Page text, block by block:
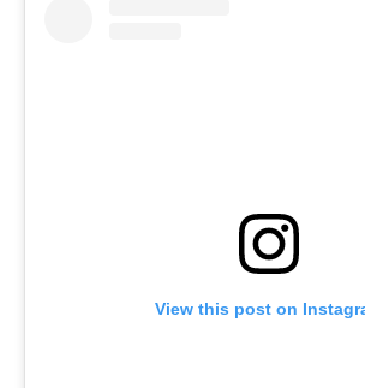
View this post on